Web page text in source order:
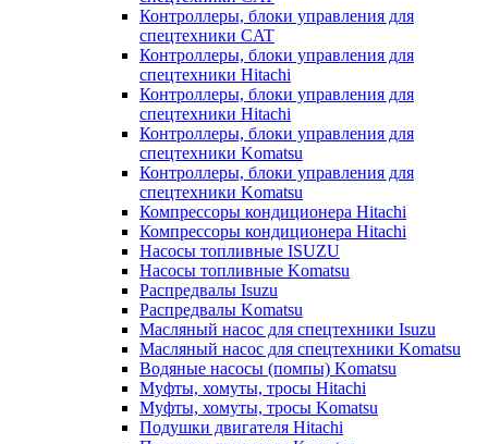
Контроллеры, блоки управления для
спецтехники CAT
Контроллеры, блоки управления для
спецтехники Hitachi
Контроллеры, блоки управления для
спецтехники Hitachi
Контроллеры, блоки управления для
спецтехники Komatsu
Контроллеры, блоки управления для
спецтехники Komatsu
Компрессоры кондиционера Hitachi
Компрессоры кондиционера Hitachi
Насосы топливные ISUZU
Насосы топливные Komatsu
Распредвалы Isuzu
Распредвалы Komatsu
Масляный насос для спецтехники Isuzu
Масляный насос для спецтехники Komatsu
Водяные насосы (помпы) Komatsu
Муфты, хомуты, тросы Hitachi
Муфты, хомуты, тросы Komatsu
Подушки двигателя Hitachi